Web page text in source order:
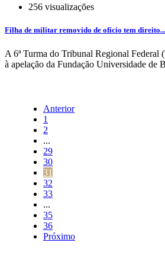
256 visualizações
Filha de militar removido de ofício tem direito...
A 6ª Turma do Tribunal Regional Federal
à apelação da Fundação Universidade de
Anterior
1
2
...
29
30
31
32
33
...
35
36
Próximo